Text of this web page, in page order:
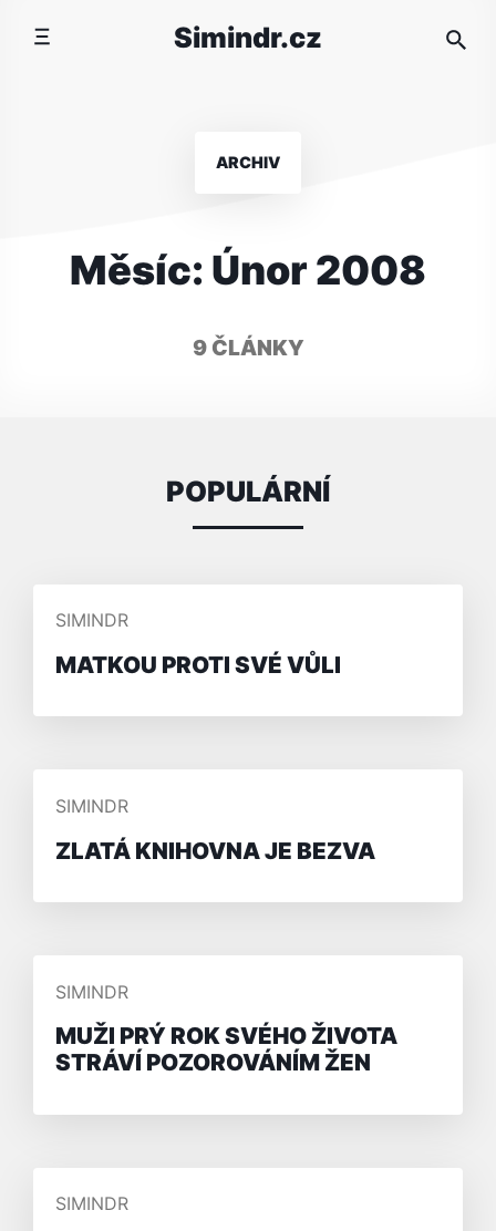
Simindr.cz
ARCHIV
Měsíc: Únor 2008
9 ČLÁNKY
POPULÁRNÍ
PŘIDAL/A
SIMINDR
MATKOU PROTI SVÉ VŮLI
PŘIDAL/A
SIMINDR
ZLATÁ KNIHOVNA JE BEZVA
PŘIDAL/A
SIMINDR
MUŽI PRÝ ROK SVÉHO ŽIVOTA
STRÁVÍ POZOROVÁNÍM ŽEN
PŘIDAL/A
SIMINDR